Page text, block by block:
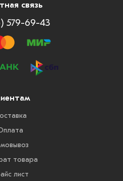
связь
579-69-43
товара
лист